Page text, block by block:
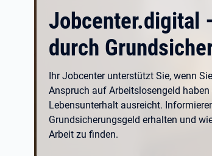
Jobcenter.digital
durch
Ihr Jobcenter unterstützt Sie, wenn
Anspruch auf Arbeitslosengeld
Lebensunterhalt ausreicht.
Grundsicherungsgeld erhalten und
Arbeit zu finden.